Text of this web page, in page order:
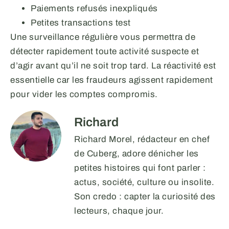
Paiements refusés inexpliqués
Petites transactions test
Une surveillance régulière vous permettra de
détecter rapidement toute activité suspecte et
d’agir avant qu’il ne soit trop tard. La réactivité est
essentielle car les fraudeurs agissent rapidement
pour vider les comptes compromis.
Richard
Richard Morel, rédacteur en chef
de Cuberg, adore dénicher les
petites histoires qui font parler :
actus, société, culture ou insolite.
Son credo : capter la curiosité des
lecteurs, chaque jour.